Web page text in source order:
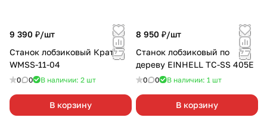
9 390 ₽/шт
Станок лобзиковый Кратон
WMSS-11-04
0 0 В наличии: 2 шт
В корзину
8 950 ₽/шт
Станок лобзиковый по
дереву EINHELL TC-SS 405E
0 0 В наличии: 1 шт
В корзину